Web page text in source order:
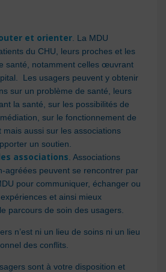
et orienter . La MDU
du CHU, leurs proches et les
santé, notamment celles œuvrant
Les usagers peuvent y obtenir
sur un problème de santé, leurs
la santé, sur les possibilités de
sur le fonctionnement de
mais aussi sur les associations
un soutien.
associations . Associations
agréées peuvent se rencontrer par
pour communiquer, échanger ou
et ainsi mieux
parcours de soin des usagers.
n’est ni un lieu de soins ni un lieu
des conflits.
sont à votre disposition et